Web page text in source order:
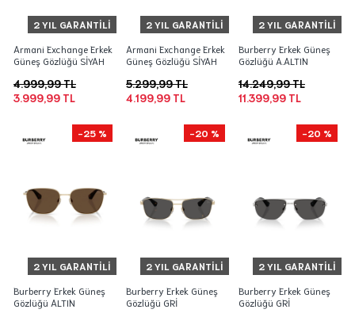
2 YIL GARANTILI
Armani Exchange Erkek
Güneş Gözlüğü SİYAH
3.999,99 TL
4.999,99 TL
2 YIL GARANTILI
Armani Exchange Erkek
Güneş Gözlüğü SİYAH
4.199,99 TL
5.299,99 TL
2 YIL GARANTILI
Burberry Erkek Güneş
Gözlüğü A.ALTIN
11.399,99 TL
14.249,99 TL
2 YIL GARANTILI
-25 %
Burberry Erkek Güneş
Gözlüğü ALTIN
2 YIL GARANTILI
-20 %
Burberry Erkek Güneş
Gözlüğü GRİ
2 YIL GARANTILI
-20 %
Burberry Erkek Güneş
Gözlüğü GRİ